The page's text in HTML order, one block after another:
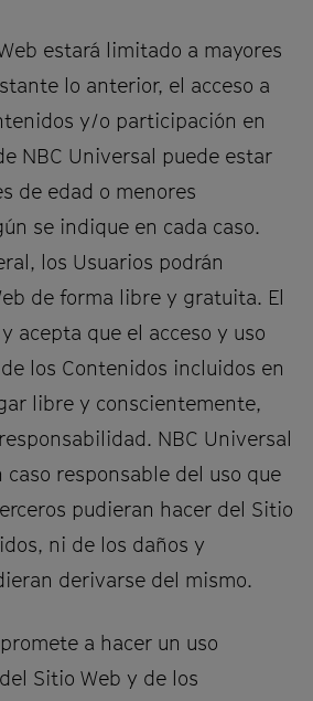
estará limitado a mayores
lo anterior, el acceso a
y/o participación en
NBC Universal puede estar
de edad o menores
se indique en cada caso.
los Usuarios podrán
de forma libre y gratuita. El
acepta que el acceso y uso
los Contenidos incluidos en
libre y conscientemente,
NBC Universal
caso responsable del uso que
pudieran hacer del Sitio
ni de los daños y
derivarse del mismo.
a hacer un uso
Sitio Web y de los